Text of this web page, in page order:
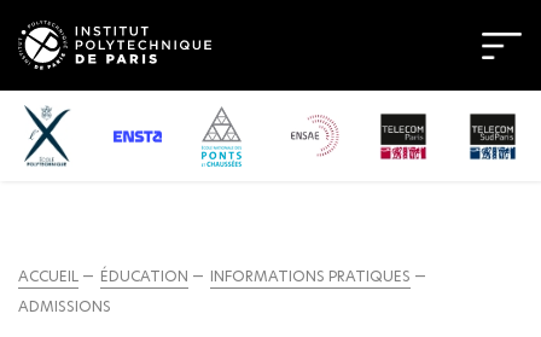
ACCUEIL ÉDUCATION
INFORMATIONS PRATIQUES
ADMISSIONS